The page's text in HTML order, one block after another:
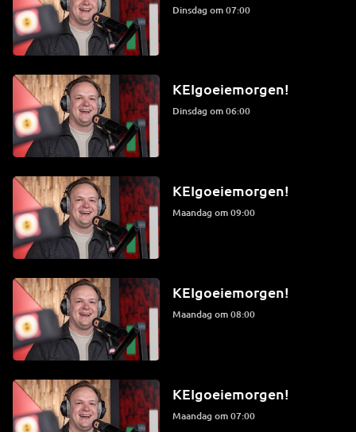
dinsdag om 07:00
KEIgoeiemorgen!
dinsdag om 06:00
KEIgoeiemorgen!
maandag om 09:00
KEIgoeiemorgen!
maandag om 08:00
KEIgoeiemorgen!
maandag om 07:00